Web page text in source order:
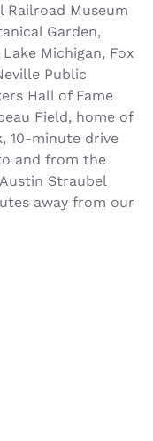
Railroad Museum
Garden,
Michigan, Fox
Public
Hall of Fame
Field, home of
10-minute drive
and from the
Straubel
away from our